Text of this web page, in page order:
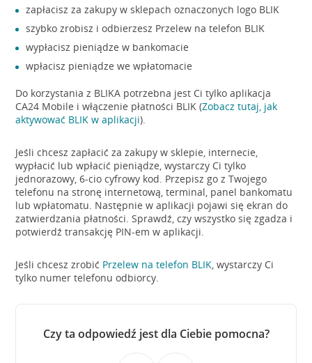
zapłacisz za zakupy w sklepach oznaczonych logo BLIK
szybko zrobisz i odbierzesz Przelew na telefon BLIK
wypłacisz pieniądze w bankomacie
wpłacisz pieniądze we wpłatomacie
Do korzystania z BLIKA potrzebna jest Ci tylko aplikacja
CA24 Mobile i włączenie płatności BLIK (Zobacz tutaj, jak
aktywować BLIK w aplikacji).
Jeśli chcesz zapłacić za zakupy w sklepie, internecie,
wypłacić lub wpłacić pieniądze, wystarczy Ci tylko
jednorazowy, 6-cio cyfrowy kod. Przepisz go z Twojego
telefonu na stronę internetową, terminal, panel bankomatu
lub wpłatomatu. Następnie w aplikacji pojawi się ekran do
zatwierdzania płatności. Sprawdź, czy wszystko się zgadza i
potwierdź transakcję PIN-em w aplikacji.
Jeśli chcesz zrobić Przelew na telefon BLIK, wystarczy Ci
tylko numer telefonu odbiorcy.
Czy ta odpowiedź jest dla Ciebie pomocna?